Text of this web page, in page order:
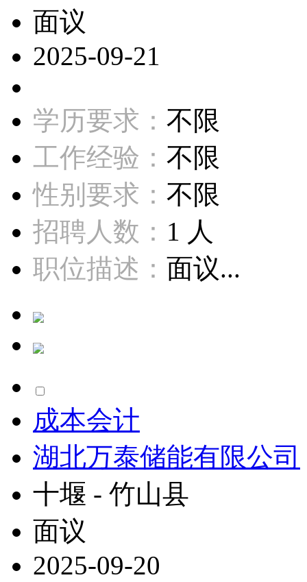
面议
2025-09-21
学历要求： 不限
工作经验： 不限
性别要求： 不限
招聘人数： 1 人
职位描述： 面议...
成本会计
湖北万泰储能有限公司
十堰 - 竹山县
面议
2025-09-20